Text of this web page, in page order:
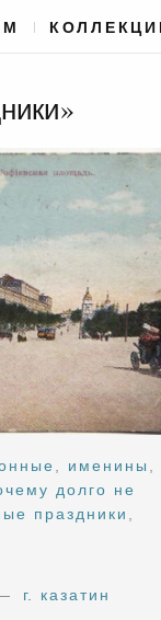
, именины ,
долго не
праздники ,
г. казатин